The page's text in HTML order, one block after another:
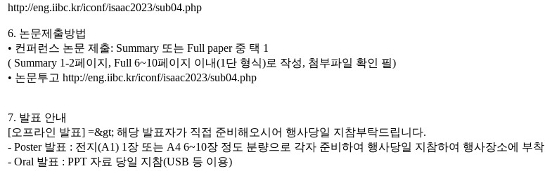
http://eng.iibc.kr/iconf/isaac2023/sub04.php
6. 논문제출방법
• 컨퍼런스 논문 제출: Summary 또는 Full paper 중 택 1
( Summary 1-2페이지, Full 6~10페이지 이내(1단 형식)로 작성, 첨부파일 확인 필)
• 논문투고 http://eng.iibc.kr/iconf/isaac2023/sub04.php
7. 발표 안내
[오프라인 발표] =&gt; 해당 발표자가 직접 준비해오시어 행사당일 지참부탁드립니다.
- Poster 발표 : 전지(A1) 1장 또는 A4 6~10장 정도 분량으로 각자 준비하여 행사당일 지참하여 행사장소에 부착
- Oral 발표 : PPT 자료 당일 지참(USB 등 이용)